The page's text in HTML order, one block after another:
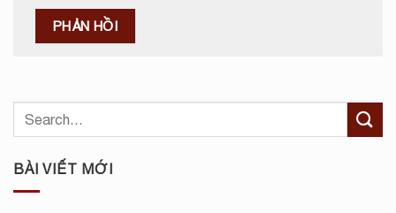
BÀI VIẾT MỚI